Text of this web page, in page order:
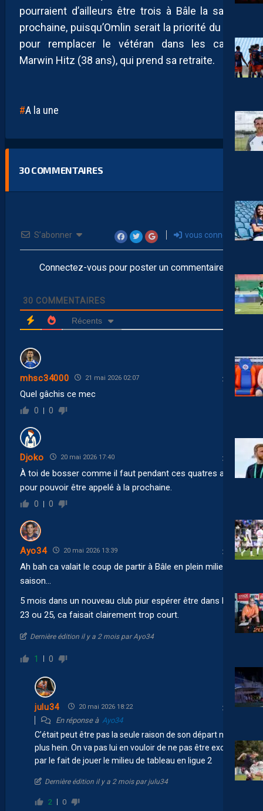
pourraient d’ailleurs être trois à Bâle la saison
prochaine, puisqu’Omlin serait la priorité du club
pour remplacer le vétéran dans les cages,
Marwin Hitz (38 ans), qui prend sa retraite.
A la une
30COMMENTAIRES
S’abonner vous connecter
Connectez-vous pour poster un commentaire
30 COMMENTAIRES
Récents
mhsc34000 21 mai 2026 02:07
Quel gâchis ce mec
0 0
Djoko 20 mai 2026 17:40
À toi de bosser comme il faut pendant ces quatres ans
pour pouvoir être appelé à la prochaine.
0 0
Ayo34 20 mai 2026 13:39
Ah bah ca valait le coup de partir à Bâle en plein milieu de
saison…
5 mois dans un nouveau club piur espérer être dans les
23 ou 25, ca faisait clairement trop court.
Dernière édition il y a 2 mois par Ayo34
1 0
julu34 20 mai 2026 18:22
En réponse à Ayo34
C’était peut être pas la seule raison de son départ non
plus hein. On va pas lui en vouloir de ne pas être excité
par le fait de jouer le milieu de tableau en ligue 2
Dernière édition il y a 2 mois par julu34
2 0